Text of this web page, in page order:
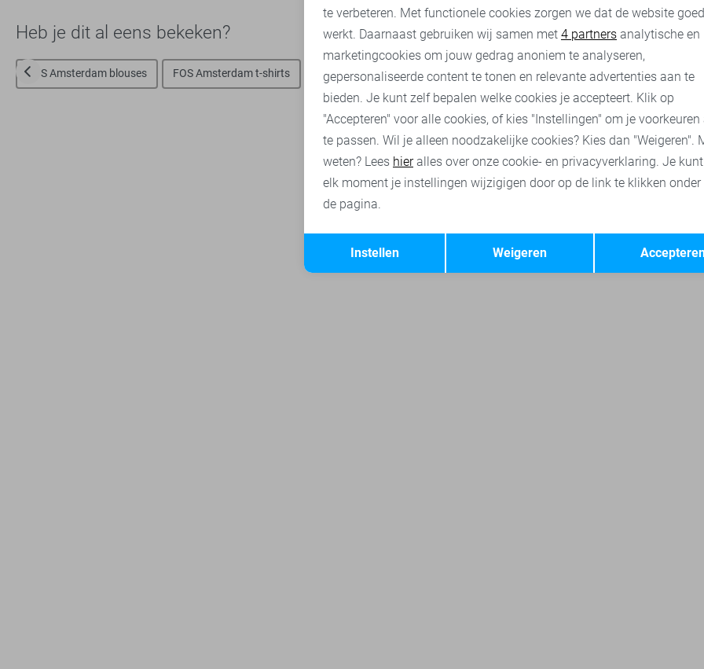
Heb je dit al eens bekeken?
FOS Amsterdam blouses FOS Amsterdam t-shirts FOS Amsterdam broeken Jacqueline de Yong jurken Only jurken
Analytische cookies Marketing cookies
Terug Opslaan
te verbeteren. Met functionele cookies zorgen we dat de website goed
werkt. Daarnaast gebruiken wij samen met 4 partners analytische en
marketingcookies om jouw gedrag anoniem te analyseren,
gepersonaliseerde content te tonen en relevante advertenties aan te
bieden. Je kunt zelf bepalen welke cookies je accepteert. Klik op
"Accepteren" voor alle cookies, of kies "Instellingen" om je voorkeuren
te passen. Wil je alleen noodzakelijke cookies? Kies dan "Weigeren".
weten? Lees hieralles over onze cookie- en privacyverklaring. Je
elk moment je instellingen wijzigigen door op de link te klikken onder
de pagina.
Weigeren
Instellen